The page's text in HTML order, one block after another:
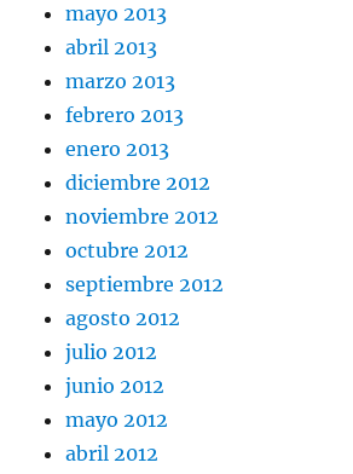
mayo 2013
abril 2013
marzo 2013
febrero 2013
enero 2013
diciembre 2012
noviembre 2012
octubre 2012
septiembre 2012
agosto 2012
julio 2012
junio 2012
mayo 2012
abril 2012